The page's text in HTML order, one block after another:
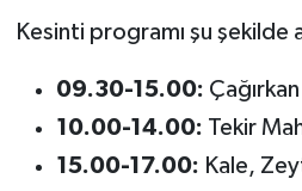
Kesinti programı şu şekilde
09.30-15.00:
10.00-14.00: Tekir
15.00-17.00: Kale,